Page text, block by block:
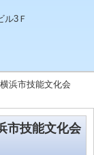
ル3Ｆ
市技能文化会
技能文化会